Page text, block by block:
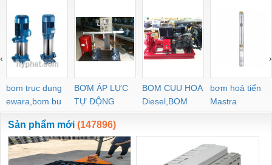
cover]
cover]
bom truc dung
ewara,bom bu
ewara
BƠM ÁP LỰC
TỰ ĐỘNG
BOM CUU HOA
Diesel,BOM
CHUA CHAY
bơm hoả tiển
Mastra
‹ ›
Sản phẩm mới (147896)